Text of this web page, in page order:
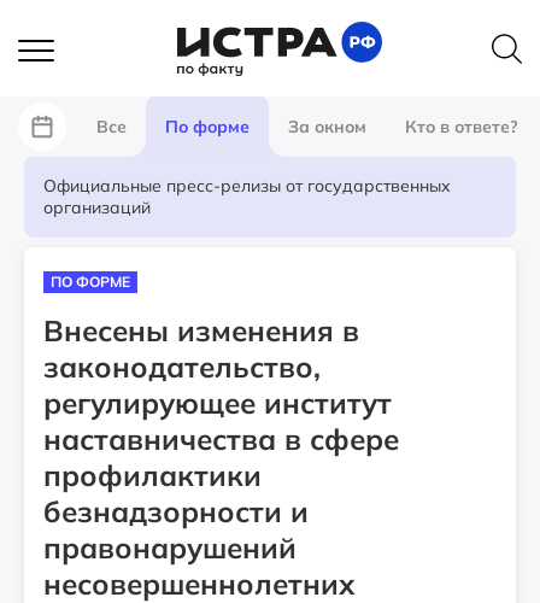
Все По форме За окном Кто в ответе?
Официальные пресс-релизы от государственных
организаций
ПО ФОРМЕ
Внесены изменения в
законодательство,
регулирующее институт
наставничества в сфере
профилактики
безнадзорности и
правонарушений
несовершеннолетних